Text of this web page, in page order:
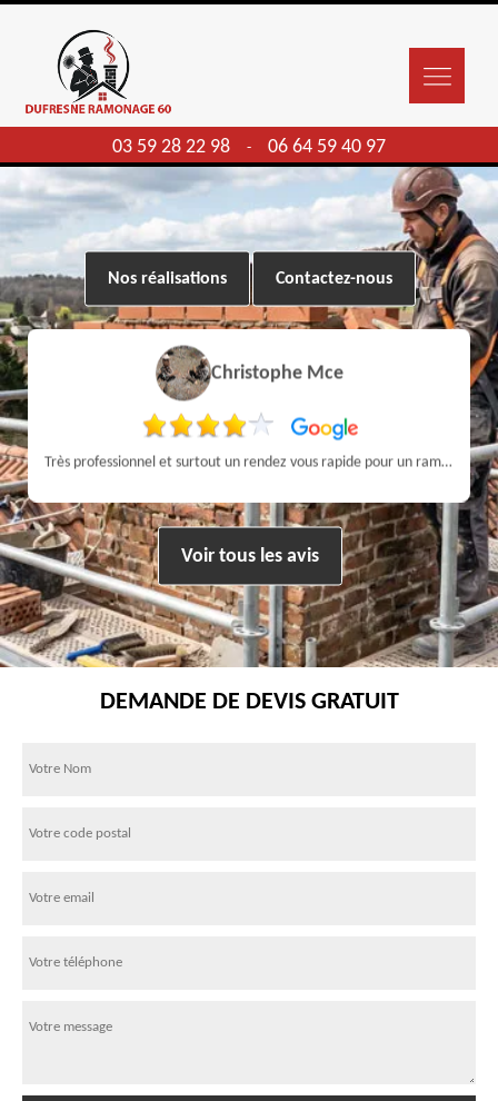
03 59 28 22 98 - 06 64 59 40 97
Nos réalisations Contactez-nous
Christophe Mce
Très professionnel et surtout un rendez vous rapide pour un ramonage efficace
Voir tous les avis
DEMANDE DE DEVIS GRATUIT